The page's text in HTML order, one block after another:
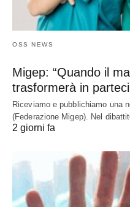
OSS NEWS
Migep: “Quando il
trasformerà in
Riceviamo e pubblichiamo una
(Federazione Migep). Nel
2 giorni fa